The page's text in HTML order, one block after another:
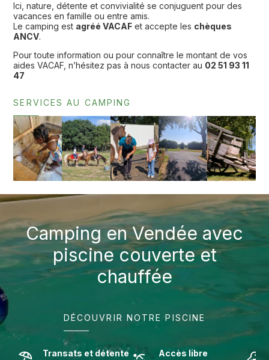
Ici, nature, détente et convivialité se conjuguent pour des
vacances en famille ou entre amis.
Le camping est agréé VACAF et accepte les chèques
ANCV.
Pour toute information ou pour connaître le montant de vos
aides VACAF, n’hésitez pas à nous contacter au 02 51 93 11
47
SERVICES AU CAMPING
Camping en Vendée avec
piscine couverte et
chauffée
DÉCOUVRIR NOTRE PISCINE
Transats et détente
Accès libre